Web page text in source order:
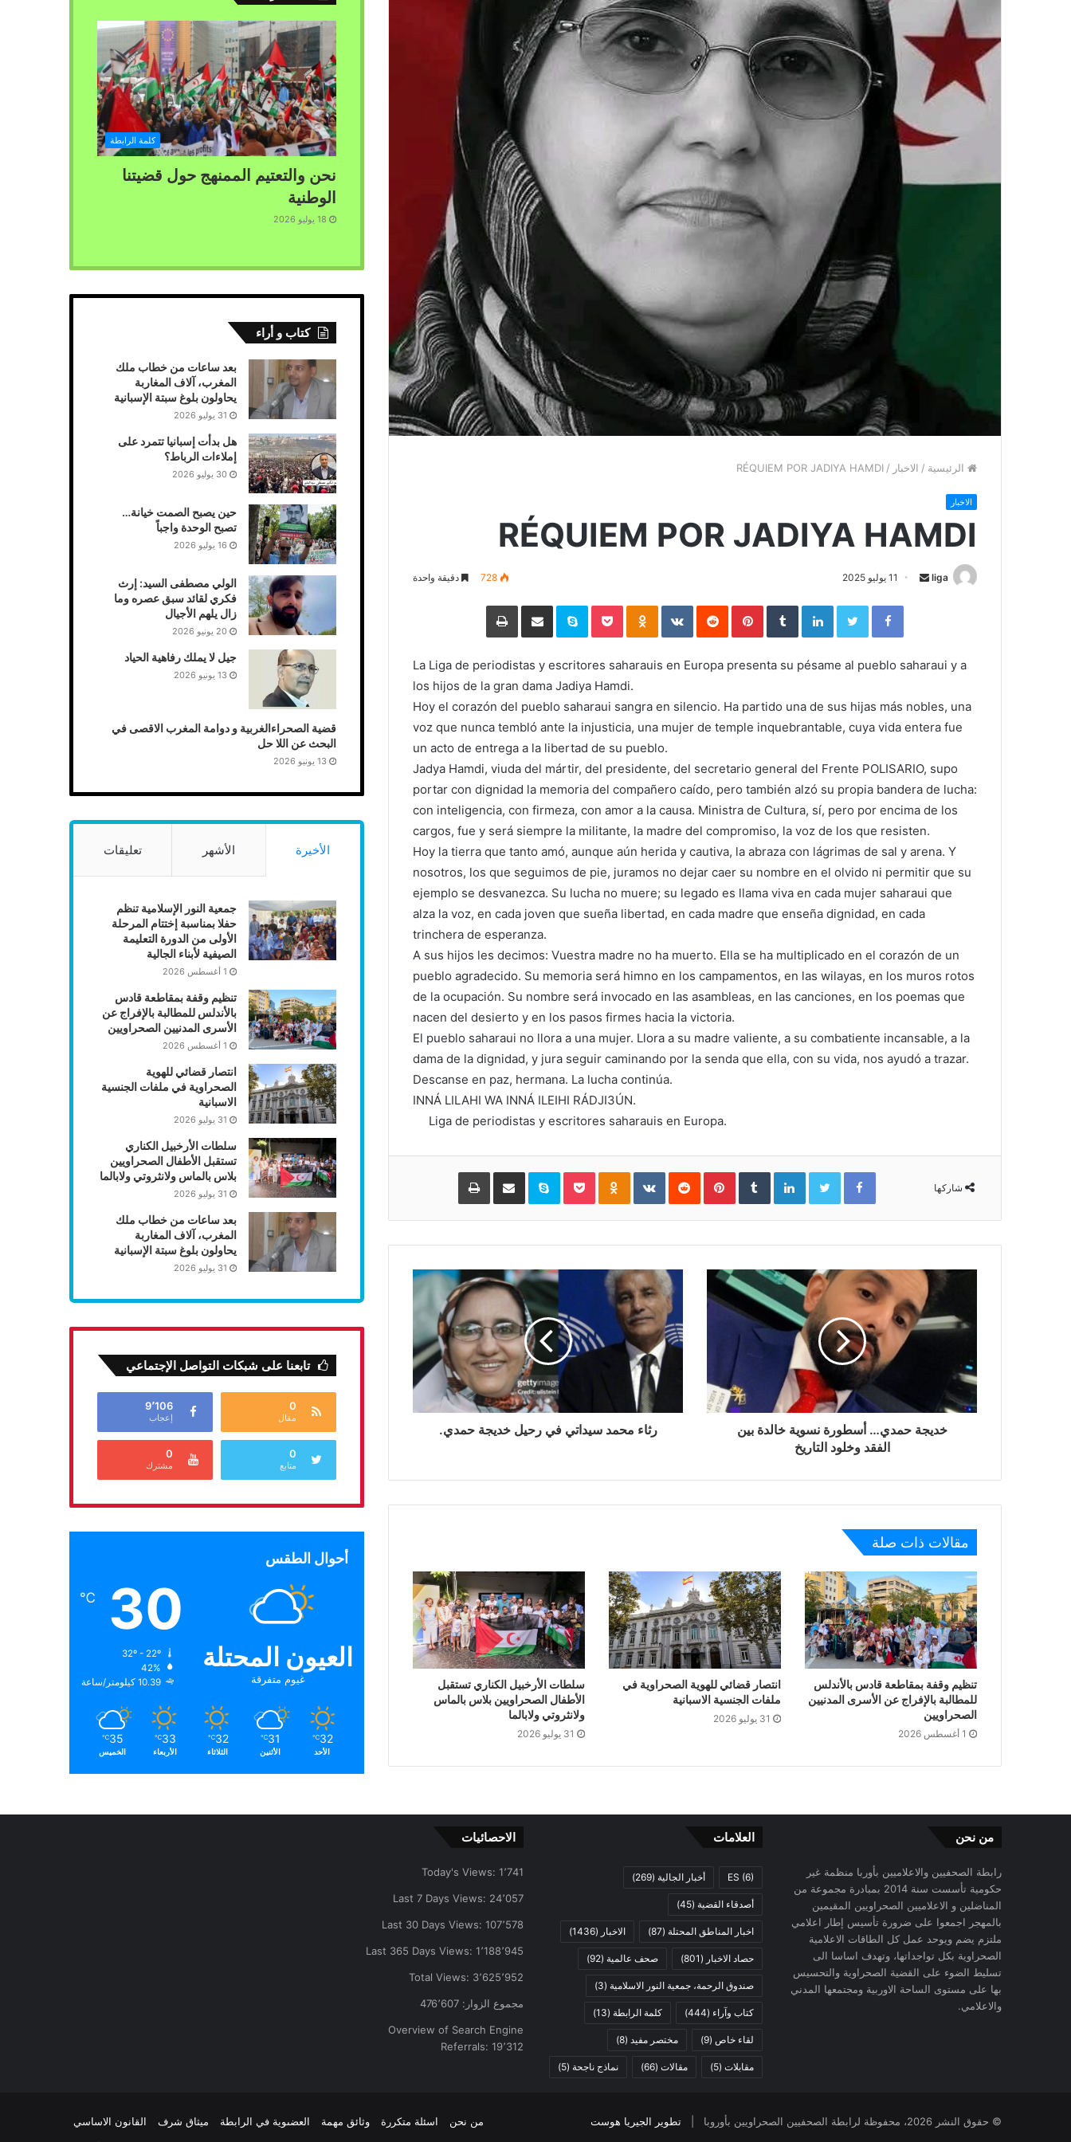
الرئيسية / الاخبار /
RÉQUIEM POR JADIYA HAMDI
الاخبار
RÉQUIEM POR JADIYA HAMDI
liga
n
m
a
l
11 يوليو 2025 728 دقيقة واحدة
Facebook
Twitter
LinkedIn
‏Tumblr
Pinterest
‏Reddit
‏VKontakte
Pocket
Skype مشاركة عبر البريد
La Liga de periodistas y escritores saharauis en Europa presenta su pésame al pueblo saharaui y a
los hijos de la gran dama Jadiya Hamdi.
Hoy el corazón del pueblo saharaui sangra en silencio. Ha partido una de sus hijas más nobles, una
voz que nunca tembló ante la injusticia, una mujer de temple inquebrantable, cuya vida entera fue
un acto de entrega a la libertad de su pueblo.
Jadya Hamdi, viuda del mártir, del presidente, del secretario general del Frente POLISARIO, supo
portar con dignidad la memoria del compañero caído, pero también alzó su propia bandera de lucha:
con inteligencia, con firmeza, con amor a la causa. Ministra de Cultura, sí, pero por encima de los
cargos, fue y será siempre la militante, la madre del compromiso, la voz de los que resisten.
Hoy la tierra que tanto amó, aunque aún herida y cautiva, la abraza con lágrimas de sal y arena. Y
nosotros, los que seguimos de pie, juramos no dejar caer su nombre en el olvido ni permitir que su
ejemplo se desvanezca. Su lucha no muere; su legado es llama viva en cada mujer saharaui que
alza la voz, en cada joven que sueña libertad, en cada madre que enseña dignidad, en cada
trinchera de esperanza.
A sus hijos les decimos: Vuestra madre no ha muerto. Ella se ha multiplicado en el corazón de un
pueblo agradecido. Su memoria será himno en los campamentos, en las wilayas, en los muros rotos
de la ocupación. Su nombre será invocado en las asambleas, en las canciones, en los poemas que
nacen del desierto y en los pasos firmes hacia la victoria.
El pueblo saharaui no llora a una mujer. Llora a su madre valiente, a su combatiente incansable, a la
dama de la dignidad, y jura seguir caminando por la senda que ella, con su vida, nos ayudó a trazar.
Descanse en paz, hermana. La lucha continúa.
INNÁ LILAHI WA INNÁ ILEIHI RÁDJI3ÚN.
Liga de periodistas y escritores saharauis en Europa.
شاركها
Facebook
Twitter
LinkedIn
‏Tumblr
Pinterest
‏Reddit
‏VKontakte
Pocket
Skype مشاركة عبر البريد
خديجة حمدي… أسطورة نسوية خالدة بين
الفقد وخلود التاريخ
رثاء محمد سيداتي في رحيل خديجة حمدي.
مقالات ذات صلة
تنظيم وقفة بمقاطعة قادس بالأندلس
للمطالبة بالإفراج عن الأسرى المدنيين
الصحراويين
1 أغسطس 2026
انتصار قضائي للهوية الصحراوية في
ملفات الجنسية الاسبانية
31 يوليو 2026
سلطات الأرخبيل الكناري تستقبل
الأطفال الصحراويين بلاس بالماس
ولانثروتي ولابالما
31 يوليو 2026
كلمة الرابطة
نحن والتعتيم الممنهج حول قضيتنا
الوطنية
18 يوليو 2026
كتاب و أراء
بعد ساعات من خطاب ملك
المغرب، آلاف المغاربة
يحاولون بلوغ سبتة الإسبانية
31 يوليو 2026
هل بدأت إسبانيا تتمرد على
إملاءات الرباط؟
30 يوليو 2026
حين يصبح الصمت خيانة…
تصبح الوحدة واجباً
16 يوليو 2026
الولي مصطفى السيد: إرث
فكري لقائد سبق عصره وما
زال يلهم الأجيال
20 يونيو 2026
جيل لا يملك رفاهية الحياد
13 يونيو 2026
قضية الصحراءالغربية و دوامة المغرب الاقصى في
البحث عن اللا حل
13 يونيو 2026
الأخيرة الأشهر تعليقات
جمعية النور الإسلامية تنظم
حفلا بمناسبة إختتام المرحلة
الأولى من الدورة التعليمة
الصيفية لأبناء الجالية
1 أغسطس 2026
تنظيم وقفة بمقاطعة قادس
بالأندلس للمطالبة بالإفراج عن
الأسرى المدنيين الصحراويين
1 أغسطس 2026
انتصار قضائي للهوية
الصحراوية في ملفات الجنسية
الاسبانية
31 يوليو 2026
سلطات الأرخبيل الكناري
تستقبل الأطفال الصحراويين
بلاس بالماس ولانثروتي ولابالما
31 يوليو 2026
بعد ساعات من خطاب ملك
المغرب، آلاف المغاربة
يحاولون بلوغ سبتة الإسبانية
31 يوليو 2026
تابعنا على شبكات التواصل الإجتماعي
0
مقال
9٬106
إعجاب
0
متابع
0
مشترك
أحوال الطقس
العيون المحتلة
غيوم متفرقة
30
℃
42%
10.39 كيلومتر/ساعة
32
℃
الأحد
31
℃
الأثنين
32
℃
الثلاثاء
33
℃
الأربعاء
35
℃
الخميس
من نحن
رابطة الصحفيين والاعلاميين بأوربا منظمة غير
حكومية تأسست سنة 2014 بمبادرة مجموعة من
المناضلين و الاعلاميين الصحراويين المقيمين
بالمهجر اجمعوا على ضرورة تأسيس إطار اعلامي
ملتزم يضم ويوحد عمل كل الطاقات الاعلامية
الصحراوية بكل تواجداتها، وتهدف اساسا الى
تسليط الضوء على القضية الصحراوية والتحسيس
بها على مستوى الساحة الاوربية ومجتمعها المدني
والاعلامي.
العلامات
ES (6) أخبار الجالية (269)
أصدقاء القضية (45)
اخبار المناطق المحتلة (87) الاخبار (1436)
حصاد الاخبار (801) صحف عالمية (92)
صندوق الرحمة، جمعية النور الاسلامية (3)
كتاب وآراء (444) كلمة الرابطة (13)
لقاء خاص (9) مختصر مفيد (8)
مقابلات (5) مقالات (66) نماذج ناجحة (5)
الاحصائيات
Today's Views: 1٬741
Last 7 Days Views: 24٬057
Last 30 Days Views: 107٬578
Last 365 Days Views: 1٬188٬945
Total Views: 3٬625٬952
مجموع الزوار: 476٬607
Overview of Search Engine
Referrals: 19٬312
© حقوق النشر 2026، محفوظة لرابطة الصحفيين الصحراويين بأوروبا | تطوير الجيريا هوست من نحن اسئلة متكررة وثائق مهمة العضىوية في الرابطة ميثاق شرف
القانون الاساسي